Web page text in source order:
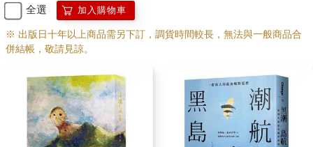
全選 加入購物車
※ 出版日十年以上商品需另下訂，調貨時間較長，無法與一般商品合
併結帳，敬請見諒。